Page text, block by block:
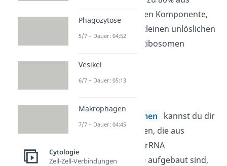
Wasser bestehenden Komponente,
dem Cytosol, und kleinen unlöslichen
Partikeln wie den Ribosomen
Unter denRibosomen
kannst du dir
kleine, ovale Teilchen, die aus
Proteinen und der rRNA
(Ribonukleinsäure) aufgebaut sind,
Phagozytose
5/7 – Dauer: 04:52
Vesikel
6/7 – Dauer: 05:13
Makrophagen
7/7 – Dauer: 04:45
Cytologie
Zell-Zell-Verbindungen